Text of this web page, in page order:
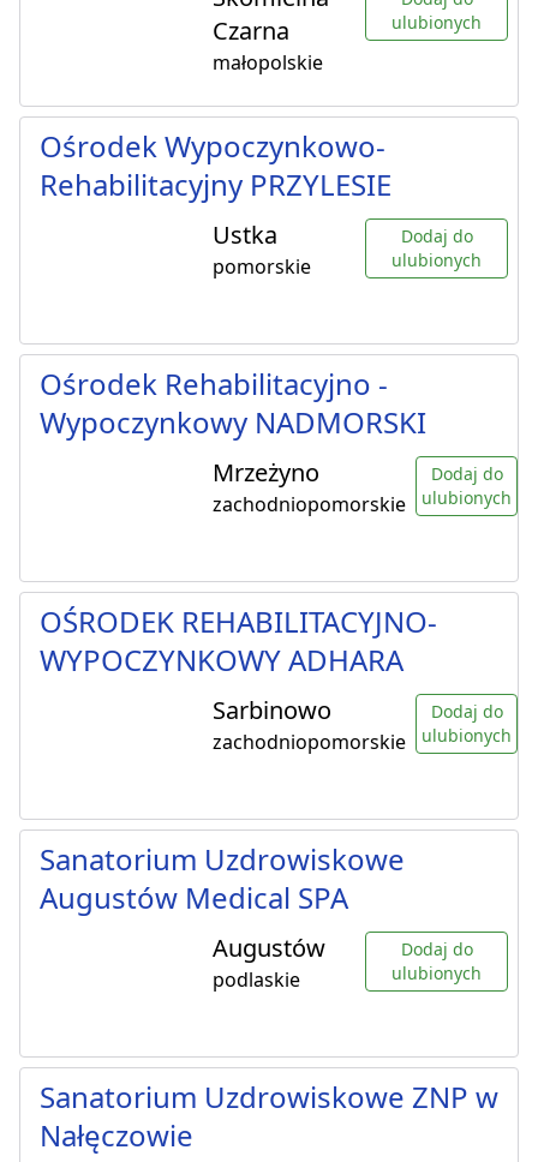
Czarna
małopolskie
ulubionych
Ośrodek Wypoczynkowo-
Rehabilitacyjny PRZYLESIE
Ustka
pomorskie
Dodaj do
ulubionych
Ośrodek Rehabilitacyjno -
Wypoczynkowy NADMORSKI
Mrzeżyno
zachodniopomorskie
Dodaj do
ulubionych
OŚRODEK REHABILITACYJNO-
WYPOCZYNKOWY ADHARA
Sarbinowo
zachodniopomorskie
Dodaj do
ulubionych
Sanatorium Uzdrowiskowe
Augustów Medical SPA
Augustów
podlaskie
Dodaj do
ulubionych
Sanatorium Uzdrowiskowe ZNP w
Nałęczowie